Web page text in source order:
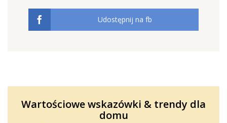
Udostępnij na fb
Wartościowe wskazówki & trendy dla
domu